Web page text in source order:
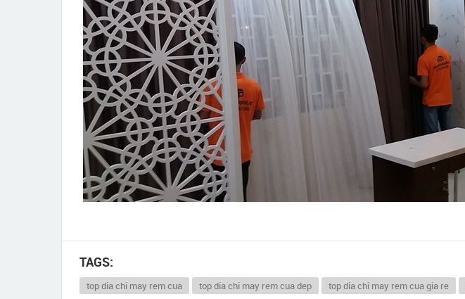
TAGS:
top dia chi may rem cua top dia chi may rem cua dep top dia chi may rem cua gia re